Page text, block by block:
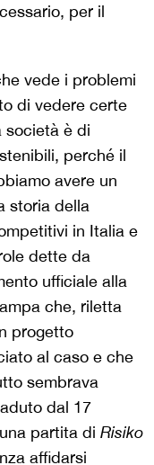
per il
vede i problemi
di vedere certe
società è di
perché il
avere un
storia della
in Italia e
dette da
ufficiale alla
che, riletta
progetto
al caso e che
sembrava
dal 17
partita di Risiko
affidarsi